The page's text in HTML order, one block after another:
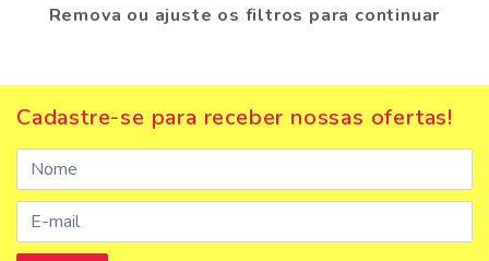
Remova ou ajuste os filtros para continuar
Cadastre-se para receber nossas ofertas!